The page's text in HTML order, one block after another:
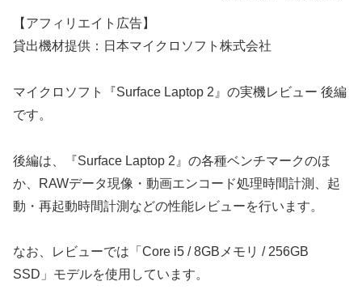
【アフィリエイト広告】
貸出機材提供：日本マイクロソフト株式会社
マイクロソフト『Surface Laptop 2』の実機レビュー 後編
です。
後編は、『Surface Laptop 2』の各種ベンチマークのほ
か、RAWデータ現像・動画エンコード処理時間計測、起
動・再起動時間計測などの性能レビューを行います。
なお、レビューでは「Core i5 / 8GBメモリ / 256GB
SSD」モデルを使用しています。